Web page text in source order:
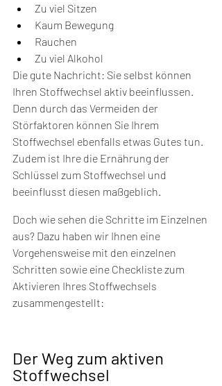
Zu viel Sitzen
Kaum Bewegung
Rauchen
Zu viel Alkohol
Die gute Nachricht: Sie selbst können
Ihren Stoffwechsel aktiv beeinflussen.
Denn durch das Vermeiden der
Störfaktoren können Sie Ihrem
Stoffwechsel ebenfalls etwas Gutes tun.
Zudem ist Ihre die Ernährung der
Schlüssel zum Stoffwechsel und
beeinflusst diesen maßgeblich.
Doch wie sehen die Schritte im Einzelnen
aus? Dazu haben wir Ihnen eine
Vorgehensweise mit den einzelnen
Schritten sowie eine Checkliste zum
Aktivieren Ihres Stoffwechsels
zusammengestellt:
Der Weg zum aktiven
Stoffwechsel